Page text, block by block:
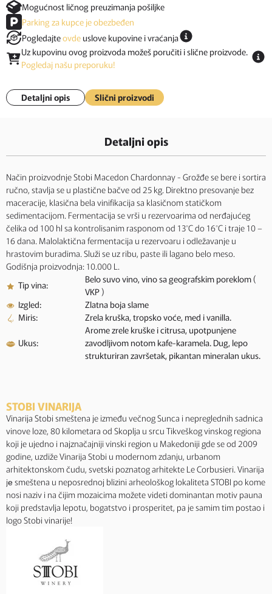
Mogućnost ličnog preuzimanja pošiljke
Parking za kupce je obezbeđen
Pogledajteovde uslove kupovine i vraćanja
Uz kupovinu ovog proizvoda možeš poručiti i slične proizvode.
Pogledaj našu preporuku!
Detaljni opis Slični proizvodi
Detaljni opis
Način proizvodnje Stobi Macedon Chardonnay - Grožđe se bere i sortira
ručno, stavlja se u plastične bačve od 25 kg. Direktno presovanje bez
maceracije, klasična bela vinifikacija sa klasičnom statičkom
sedimentacijom. Fermentacija se vrši u rezervoarima od nerđajućeg
čelika od 100 hl sa kontrolisanim rasponom od 13˚C do 16˚C i traje 10 –
16 dana. Malolaktična fermentacija u rezervoaru i odležavanje u
hrastovim buradima. Služi se uz ribu, paste ili lagano belo meso.
Godišnja proizvodnja: 10.000 L.
Tip vina:
Belo suvo vino, vino sa geografskim poreklom (
VKP )
Izgled:
Zlatna boja slame
Miris:
Zrela kruška, tropsko voće, med i vanilla.
Ukus:
Arome zrele kruške i citrusa, upotpunjene
zavodljivom notom kafe-karamela. Dug, lepo
strukturiran završetak, pikantan mineralan ukus.
STOBI VINARIJA
Vinarija Stobi smeštena je između večnog Sunca i nepreglednih sadnica
vinove loze, 80 kilometara od Skoplja u srcu Tikveškog vinskog regiona
koji je ujedno i najznačajniji vinski region u Makedoniji gde se od 2009
godine, uzdiže Vinarija Stobi u modernom zdanju, urbanom
arhitektonskom čudu, svetski poznatog arhitekte Le Corbusieri. Vinarija
jе smeštena u neposrednoj blizini arheološkog lokaliteta STOBI po kome
nosi naziv i na čijim mozaicima možete videti dominantan motiv pauna
koji predstavlja lepotu, bogatstvo i prosperitet, pa je samim tim postao i
logo Stobi vinarije!